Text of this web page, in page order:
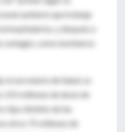
sanitario que trabaja
hospitalarios, y después a
contagio, como bomberos
el secretario de Salud, se
155 millones de dosis de
tipo distinto de las
otros 75 millones de